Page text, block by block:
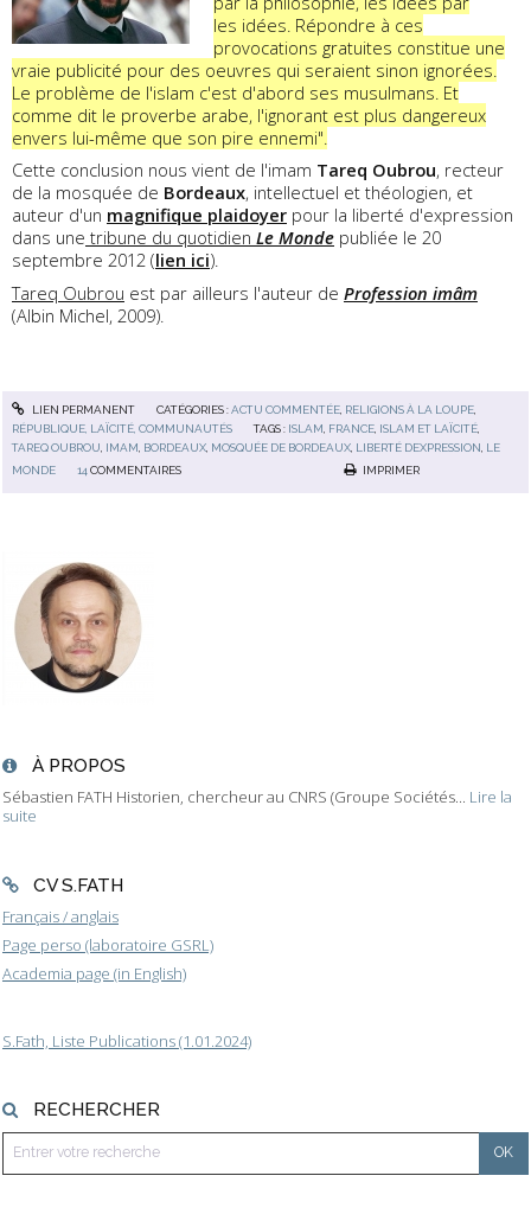
À PROPOS
Sébastien FATH Historien, chercheur au CNRS (Groupe Sociétés... Lire la
suite
CV S.FATH
Français / anglais
Page perso (laboratoire GSRL)
Academia page (in English)
S.Fath, Liste Publications (1.01.2024)
RECHERCHER
les idées. Répondre à ces
provocations gratuites constitue une
vraie publicité pour des oeuvres qui seraient sinon ignorées.
Le problème de l'islam c'est d'abord ses musulmans. Et
comme dit le proverbe arabe, l'ignorant est plus dangereux
envers lui-même que son pire ennemi".
Cette conclusion nous vient de l'imam Tareq Oubrou, recteur
de la mosquée de Bordeaux, intellectuel et théologien, et
auteur d'un magnifique plaidoyer pour la liberté d'expression
dans une tribune du quotidien Le Monde publiée le 20
septembre 2012 (lien ici).
Tareq Oubrou est par ailleurs l'auteur de Profession imâm
(Albin Michel, 2009).
LIEN PERMANENT CATÉGORIES :ACTU COMMENTÉE, RELIGIONS À LA LOUPE,
RÉPUBLIQUE, LAÏCITÉ, COMMUNAUTÉS
TAGS : ISLAM FRANCE ISLAM ET LAÏCITÉ
TAREQ OUBROU IMAM BORDEAUX MOSQUÉE DE BORDEAUX LIBERTÉ DEXPRESSION LE
MONDE
14 COMMENTAIRES IMPRIMER